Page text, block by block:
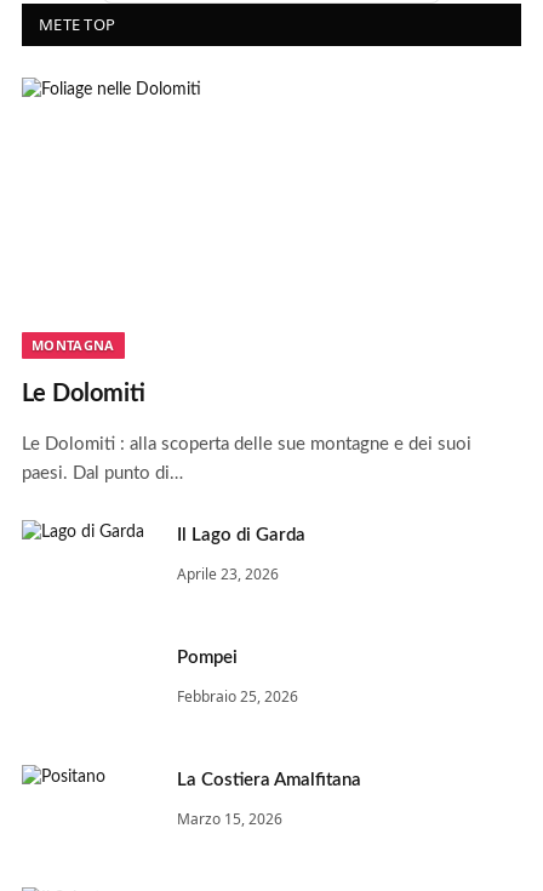
METE TOP
MONTAGNA
Le Dolomiti
Le Dolomiti : alla scoperta delle sue montagne e dei suoi
paesi. Dal punto di…
Il Lago di Garda
Aprile 23, 2026
Pompei
Febbraio 25, 2026
La Costiera Amalfitana
Marzo 15, 2026